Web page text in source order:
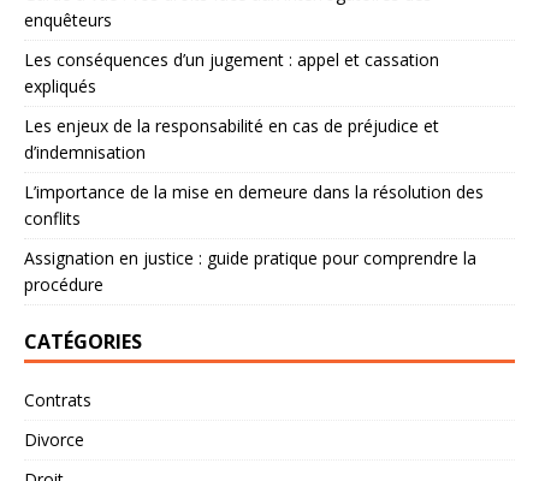
enquêteurs
Les conséquences d’un jugement : appel et cassation
expliqués
Les enjeux de la responsabilité en cas de préjudice et
d’indemnisation
L’importance de la mise en demeure dans la résolution des
conflits
Assignation en justice : guide pratique pour comprendre la
procédure
CATÉGORIES
Contrats
Divorce